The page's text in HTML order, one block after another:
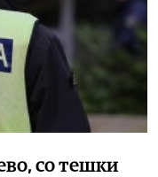
со тешки